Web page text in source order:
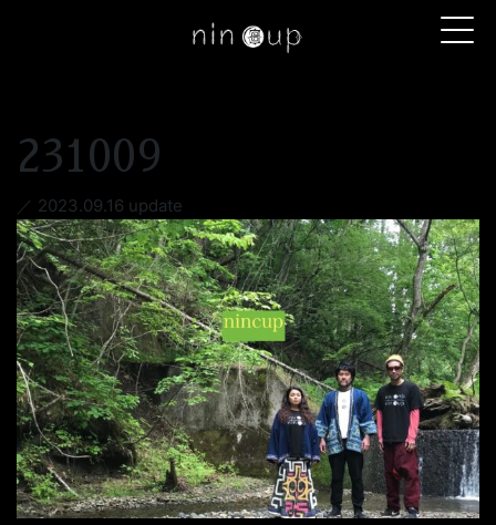
231009
／ 2023.09.16 update